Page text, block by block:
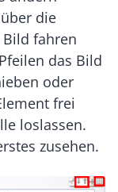
die
fahren
das Bild
oder
frei
loslassen.
zusehen.